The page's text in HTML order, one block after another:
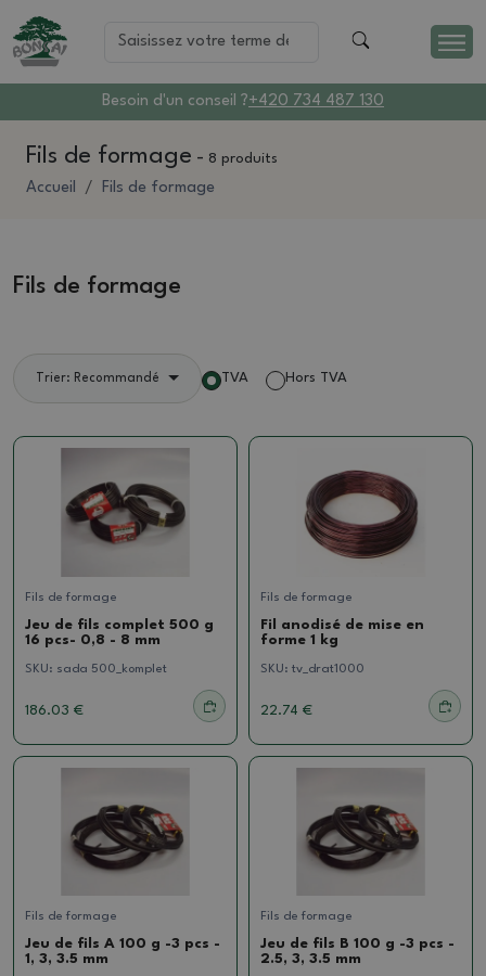
Besoin d'un conseil ?+420 734 487 130
Fils de formage - 8 produits
Accueil Fils de formage
Fils de formage
Trier: Recommandé TVA Hors TVA
Fils de formage
Jeu de fils complet 500 g
16 pcs- 0,8 - 8 mm
SKU: sada 500_komplet
186.03 €
Fils de formage
Fil anodisé de mise en
forme 1 kg
SKU: tv_drat1000
22.74 €
Fils de formage
Jeu de fils A 100 g -3 pcs -
1, 3, 3.5 mm
Fils de formage
Jeu de fils B 100 g -3 pcs -
2.5, 3, 3.5 mm